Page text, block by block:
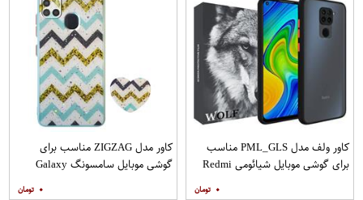
کاور ولف مدل PML_GLS مناسب
برای گوشی موبایل شیائومی Redmi
۰
کاور مدل ZIGZAG مناسب برای
گوشی موبایل سامسونگ Galaxy
۰